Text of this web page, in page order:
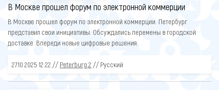
В Москве прошел форум по электронной коммерции
В Москве прошел форум по электронной коммерции. Петербург
представил свои инициативы. Обсуждались перемены в городской
доставке. Впереди новые цифровые решения.
27.10.2025 12:22 // Peterburg 2 // Русский